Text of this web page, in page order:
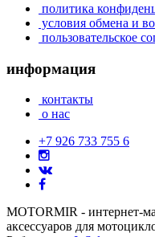
политика
условия обмена и
пользовательское
информация
контакты
о нас
+7 926 733 755 6
MOTORMIR - интернет-
аксессуаров для